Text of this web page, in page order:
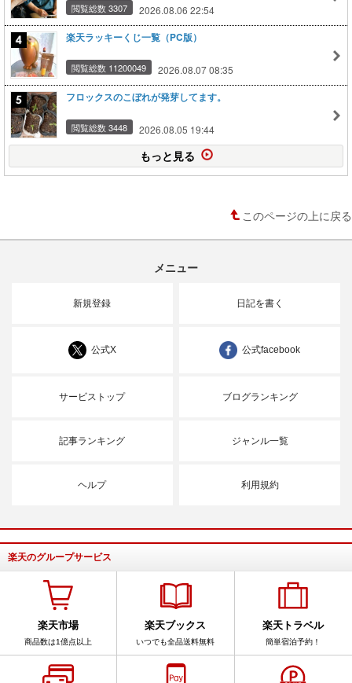
閲覧総数 3307 2026.08.06 22:54
楽天ラッキーくじ一覧（PC版）
閲覧総数 11200049 2026.08.07 08:35
フロックスのこぼれが発芽してます。
閲覧総数 3448 2026.08.05 19:44
もっと見る
このページの上に戻る
メニュー
新規登録 日記を書く
公式X 公式facebook
サービストップ ブログランキング
記事ランキング ジャンル一覧
ヘルプ 利用規約
楽天のグループサービス
楽天市場
商品数は1億点以上
楽天ブックス
いつでも全品送料無料
楽天トラベル
簡単宿泊予約！